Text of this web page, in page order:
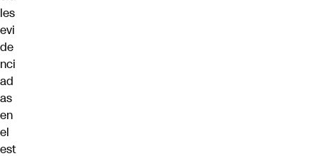
les
evi
de
nci
ad
as
en
el
est